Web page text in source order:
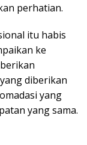
perhatian.
itu habis
ke
diberikan
yang
yang sama.